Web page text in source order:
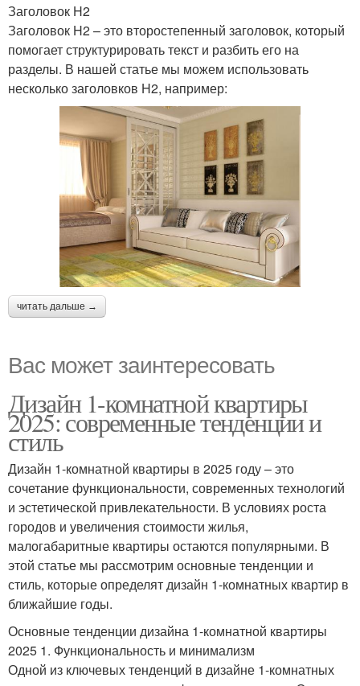
Заголовок H2
Заголовок H2 – это второстепенный заголовок, который
помогает структурировать текст и разбить его на
разделы. В нашей статье мы можем использовать
несколько заголовков H2, например:
читать дальше →
Вас может заинтересовать
Дизайн 1-комнатной квартиры
2025: современные тенденции и
стиль
Дизайн 1-комнатной квартиры в 2025 году – это
сочетание функциональности, современных технологий
и эстетической привлекательности. В условиях роста
городов и увеличения стоимости жилья,
малогабаритные квартиры остаются популярными. В
этой статье мы рассмотрим основные тенденции и
стиль, которые определят дизайн 1-комнатных квартир в
ближайшие годы.
Основные тенденции дизайна 1-комнатной квартиры
2025 1. Функциональность и минимализм
Одной из ключевых тенденций в дизайне 1-комнатных